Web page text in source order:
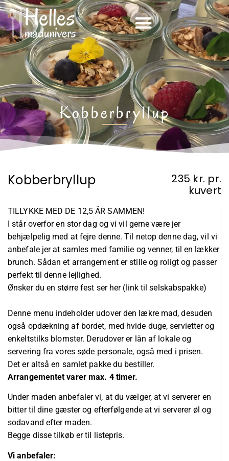
Kobberbryllup
Kobberbryllup
235 kr. pr.
kuvert
TILLYKKE MED DE 12,5 ÅR SAMMEN!
I står overfor en stor dag og vi vil gerne være jer
behjælpelig med at fejre denne. Til netop denne dag, vil vi
anbefale jer at samles med familie og venner, til en lækker
brunch. Sådan et arrangement er stille og roligt og passer
perfekt til denne lejlighed.
Ønsker du en større fest ser her (link til selskabspakke)
Denne menu indeholder udover den lækre mad, desuden
også opdækning af bordet, med hvide duge, servietter og
enkeltstilks blomster. Derudover er lån af lokale og
servering fra vores søde personale, også med i prisen.
Det er altså en samlet pakke du bestiller.
Arrangementet varer max. 4 timer.
Under maden anbefaler vi, at du vælger, at vi serverer en
bitter til dine gæster og efterfølgende at vi serverer øl og
sodavand efter maden.
Begge disse tilkøb er til listepris.
Vi anbefaler: